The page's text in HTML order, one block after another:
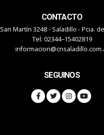
CONTACTO
San Martín 3248 - Saladillo - Pcia.
Tel: 02344–15402819
SEGUINOS